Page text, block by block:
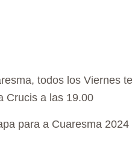
todos los Viernes
Crucis a las 19.00
para a Cuaresma 2024